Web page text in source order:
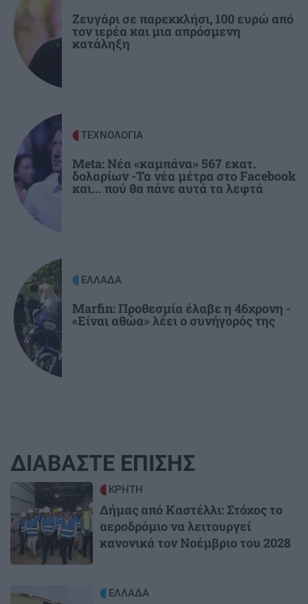
11:57
ΚΡΗΤΗ
Κρήτη: Ξάπλωσε να κάνει ηλιοθεραπεία και
πέθανε!
ΠΟΛΙΤΙΚΟ ΠΑΡΑΣΚΗΝΙΟ
Σαμαρά – Ποιοι βρέθηκαν στο πλευρό του
πατέρα της
Ζευγάρι σε παρεκκλήσι, 100 ευρώ από
τον ιερέα και μια απρόσμενη
κατάληξη
ΤΕΧΝΟΛΟΓΙΑ
Meta: Νέα «καμπάνα» 567 εκατ.
δολαρίων -Τα νέα μέτρα στο Facebook
και... πού θα πάνε αυτά τα λεφτά
ΕΛΛΑΔΑ
Marfin: Προθεσμία έλαβε η 46χρονη -
«Είναι αθώα» λέει ο συνήγορός της
ΔΙΑΒΑΣΤΕ ΕΠΙΣΗΣ
Image ΚΡΗΤΗ
Δήμας από Καστέλλι: Στόχος το
αεροδρόμιο να λειτουργεί
κανονικά τον Νοέμβριο του 2028
Image ΕΛΛΑΔΑ